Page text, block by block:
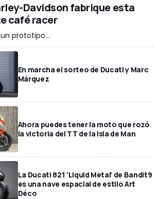
Davidson fabrique esta
café racer
prototipo...
En marcha el sorteo de Ducati y Marc
Márquez
Ahora puedes tener la moto que rozó
la victoria del TT de la Isla de Man
La Ducati 821 'Liquid Metal' de Bandit9
es una nave espacial de estilo Art
Déco